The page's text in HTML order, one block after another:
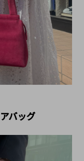
バッグ